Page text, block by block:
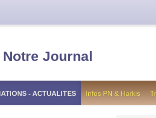
Notre Journal
- ACTUALITES Infos PN & Harkis
NotreJournal représente l’ancienne formule